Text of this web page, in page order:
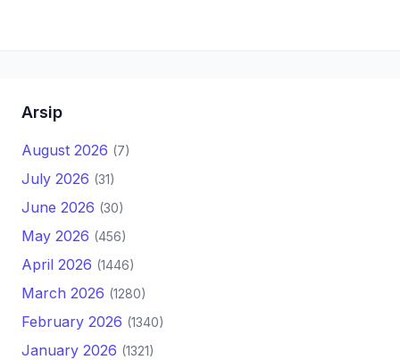
Arsip
August 2026 (7)
July 2026 (31)
June 2026 (30)
May 2026 (456)
April 2026 (1446)
March 2026 (1280)
February 2026 (1340)
January 2026 (1321)